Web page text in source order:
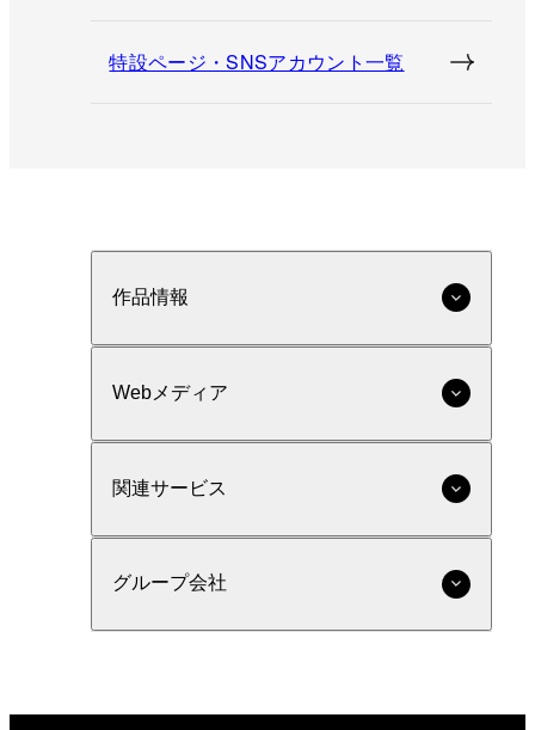
特設ページ・SNSアカウント一覧
作品情報
Webメディア
関連サービス
グループ会社